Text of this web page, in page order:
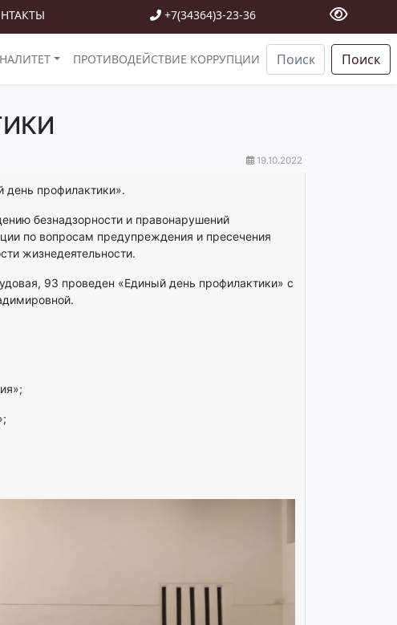
+7(34364)3-23-36
ПРОТИВОДЕЙСТВИЕ КОРРУПЦИИ Поиск
19.10.2022
день профилактики».
безнадзорности и правонарушений
по вопросам предупреждения и пресечения
жизнедеятельности.
93 проведен «Единый день профилактики» с